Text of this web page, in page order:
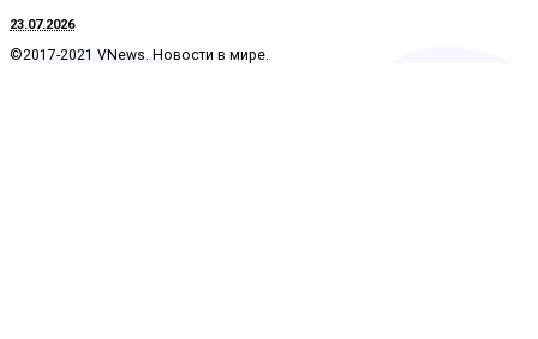
23.07.2026
©2017-2021 VNews. Новости в мире.